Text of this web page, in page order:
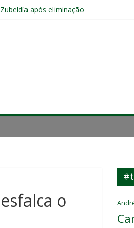
pior sequência desde a crise de 2024
o ano do Flu no lixo
o